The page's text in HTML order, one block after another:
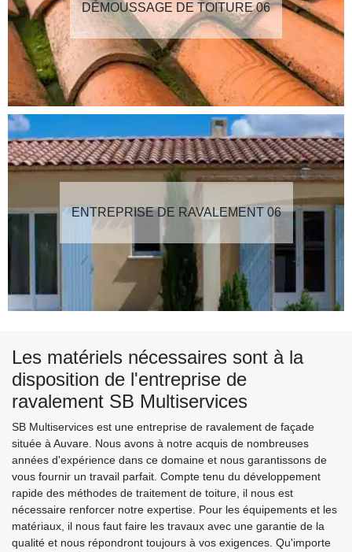
DÉMOUSSAGE DE TOITURE 06
ENTREPRISE DE RAVALEMENT 06
Les matériels nécessaires sont à la
disposition de l'entreprise de
ravalement SB Multiservices
SB Multiservices est une entreprise de ravalement de façade
située à Auvare. Nous avons à notre acquis de nombreuses
années d'expérience dans ce domaine et nous garantissons de
vous fournir un travail parfait. Compte tenu du développement
rapide des méthodes de traitement de toiture, il nous est
nécessaire renforcer notre expertise. Pour les équipements et les
matériaux, il nous faut faire les travaux avec une garantie de la
qualité et nous répondront toujours à vos exigences. Qu'importe